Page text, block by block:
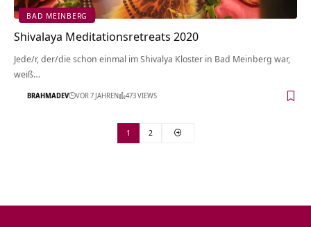
BAD MEINBERG
Shivalaya Meditationsretreats 2020
Jede/r, der/die schon einmal im Shivalya Kloster in Bad Meinberg war,
weiß…
BRAHMADEV VOR 7 JAHREN 473 VIEWS
1 2